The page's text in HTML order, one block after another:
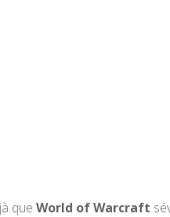
que World of Warcraft